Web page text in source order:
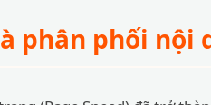
phân phối nội